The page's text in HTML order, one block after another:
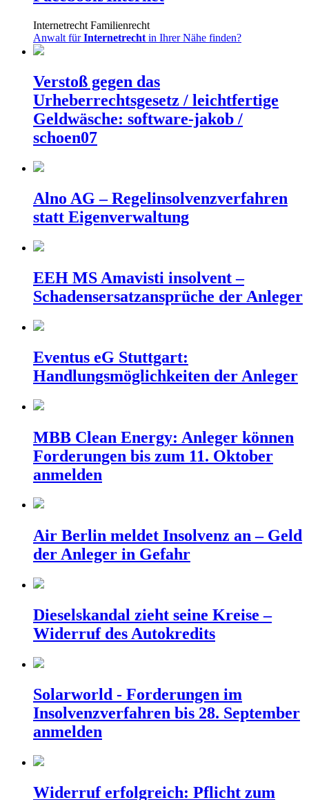
Internetrecht Familienrecht
Anwalt fürInternetrecht in Ihrer Nähe finden?
Verstoß gegen das
Urheberrechtsgesetz / leichtfertige
Geldwäsche: software-jakob /
schoen07
Alno AG – Regelinsolvenzverfahren
statt Eigenverwaltung
EEH MS Amavisti insolvent –
Schadensersatzansprüche der Anleger
Eventus eG Stuttgart:
Handlungsmöglichkeiten der Anleger
MBB Clean Energy: Anleger können
Forderungen bis zum 11. Oktober
anmelden
Air Berlin meldet Insolvenz an – Geld
der Anleger in Gefahr
Dieselskandal zieht seine Kreise –
Widerruf des Autokredits
Solarworld - Forderungen im
Insolvenzverfahren bis 28. September
anmelden
Widerruf erfolgreich: Pflicht zum